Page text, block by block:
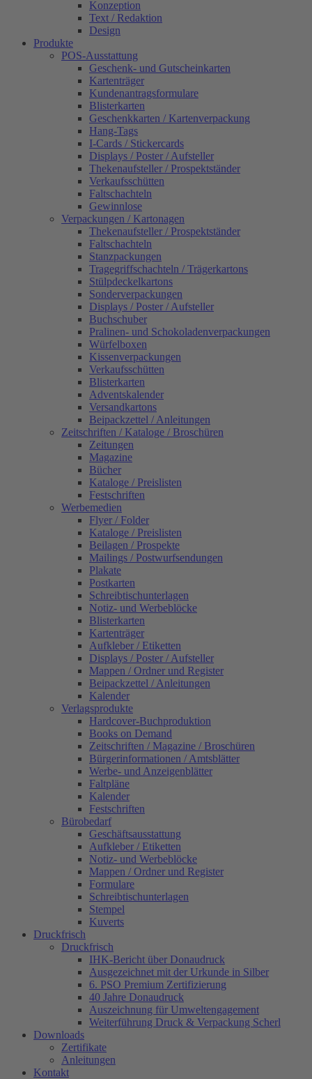
Konzeption
Text / Redaktion
Design
Produkte
POS-Ausstattung
Geschenk- und Gutscheinkarten
Kartenträger
Kundenantragsformulare
Blisterkarten
Geschenkkarten / Kartenverpackung
Hang-Tags
I-Cards / Stickercards
Displays / Poster / Aufsteller
Thekenaufsteller / Prospektständer
Verkaufsschütten
Faltschachteln
Gewinnlose
Verpackungen / Kartonagen
Thekenaufsteller / Prospektständer
Faltschachteln
Stanzpackungen
Tragegriffschachteln / Trägerkartons
Stülpdeckelkartons
Sonderverpackungen
Displays / Poster / Aufsteller
Buchschuber
Pralinen- und Schokoladenverpackungen
Würfelboxen
Kissenverpackungen
Verkaufsschütten
Blisterkarten
Adventskalender
Versandkartons
Beipackzettel / Anleitungen
Zeitschriften / Kataloge / Broschüren
Zeitungen
Magazine
Bücher
Kataloge / Preislisten
Festschriften
Werbemedien
Flyer / Folder
Kataloge / Preislisten
Beilagen / Prospekte
Mailings / Postwurfsendungen
Plakate
Postkarten
Schreibtischunterlagen
Notiz- und Werbeblöcke
Blisterkarten
Kartenträger
Aufkleber / Etiketten
Displays / Poster / Aufsteller
Mappen / Ordner und Register
Beipackzettel / Anleitungen
Kalender
Verlagsprodukte
Hardcover-Buchproduktion
Books on Demand
Zeitschriften / Magazine / Broschüren
Bürgerinformationen / Amtsblätter
Werbe- und Anzeigenblätter
Faltpläne
Kalender
Festschriften
Bürobedarf
Geschäftsausstattung
Aufkleber / Etiketten
Notiz- und Werbeblöcke
Mappen / Ordner und Register
Formulare
Schreibtischunterlagen
Stempel
Kuverts
Druckfrisch
Druckfrisch
IHK-Bericht über Donaudruck
Ausgezeichnet mit der Urkunde in Silber
6. PSO Premium Zertifizierung
40 Jahre Donaudruck
Auszeichnung für Umweltengagement
Weiterführung Druck & Verpackung Scherl
Downloads
Zertifikate
Anleitungen
Kontakt